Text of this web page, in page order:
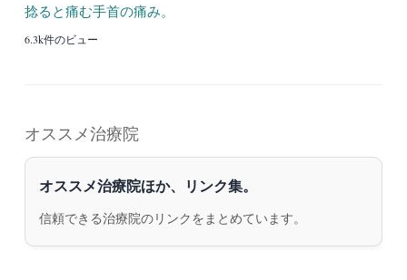
捻ると痛む手首の痛み。
6.3k件のビュー
オススメ治療院
オススメ治療院ほか、リンク集。
信頼できる治療院のリンクをまとめています。